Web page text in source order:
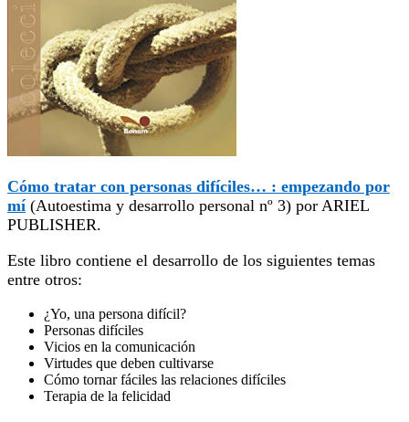
Cómo tratar con personas difíciles… : empezando por
mí(Autoestima y desarrollo personal nº 3) por ARIEL
PUBLISHER.
Este libro contiene el desarrollo de los siguientes temas
entre otros:
¿Yo, una persona difícil?
Personas difíciles
Vicios en la comunicación
Virtudes que deben cultivarse
Cómo tornar fáciles las relaciones difíciles
Terapia de la felicidad